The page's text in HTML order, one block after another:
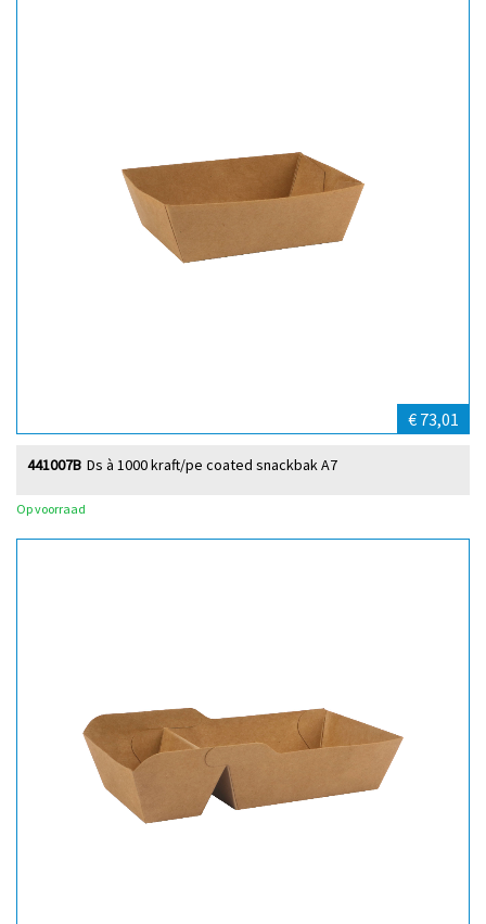
€ 73,01
Ds à 1000 kraft/pe coated snackbak A7
441007B
Op voorraad